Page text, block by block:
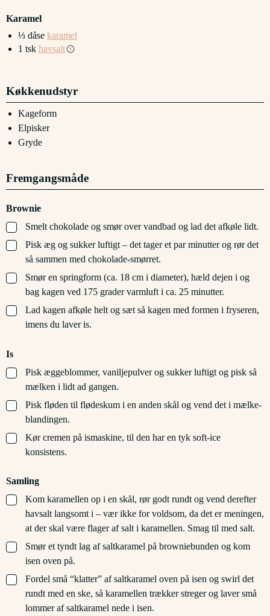
Karamel
⅓ dåse karamel
1 tsk havsalt
Køkkenudstyr
Kageform
Elpisker
Gryde
Fremgangsmåde
Brownie
▢
Smelt chokolade og smør over vandbad og lad det afkøle lidt.
▢
Pisk æg og sukker luftigt – det tager et par minutter og rør det
så sammen med chokolade-smørret.
▢
Smør en springform (ca. 18 cm i diameter), hæld dejen i og
bag kagen ved 175 grader varmluft i ca. 25 minutter.
▢
Lad kagen afkøle helt og sæt så kagen med formen i fryseren,
imens du laver is.
Is
▢
Pisk æggeblommer, vaniljepulver og sukker luftigt og pisk så
mælken i lidt ad gangen.
▢
Pisk fløden til flødeskum i en anden skål og vend det i mælke-
blandingen.
▢
Kør cremen på ismaskine, til den har en tyk soft-ice
konsistens.
Samling
▢
Kom karamellen op i en skål, rør godt rundt og vend derefter
havsalt langsomt i – vær ikke for voldsom, da det er meningen,
at der skal være flager af salt i karamellen. Smag til med salt.
▢
Smør et tyndt lag af saltkaramel på browniebunden og kom
isen oven på.
▢
Fordel små “klatter” af saltkaramel oven på isen og swirl det
rundt med en ske, så karamellen trækker streger og laver små
lommer af saltkaramel nede i isen.